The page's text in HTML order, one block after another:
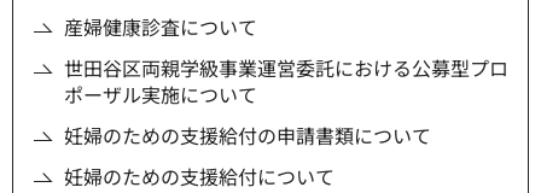
産婦健康診査について
世田谷区両親学級事業運営委託における公募型プロ
ポーザル実施について
妊婦のための支援給付の申請書類について
妊婦のための支援給付について